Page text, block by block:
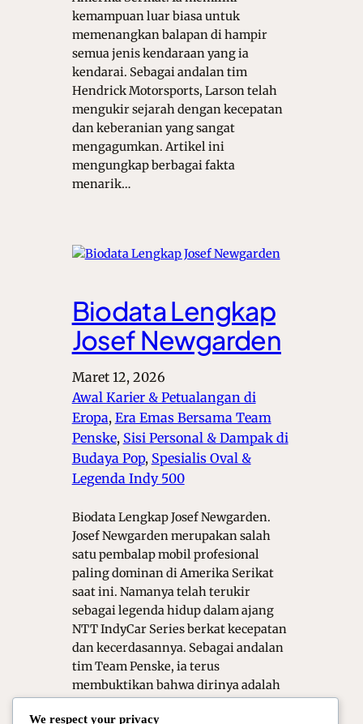
kemampuan luar biasa untuk
memenangkan balapan di hampir
semua jenis kendaraan yang ia
kendarai. Sebagai andalan tim
Hendrick Motorsports, Larson telah
mengukir sejarah dengan kecepatan
dan keberanian yang sangat
mengagumkan. Artikel ini
mengungkap berbagai fakta
menarik…
Biodata Lengkap
Josef Newgarden
Maret 12, 2026
Awal Karier & Petualangan di
Eropa, Era Emas Bersama Team
Penske, Sisi Personal & Dampak di
Budaya Pop, Spesialis Oval &
Legenda Indy 500
Biodata Lengkap Josef Newgarden.
Josef Newgarden merupakan salah
satu pembalap mobil profesional
paling dominan di Amerika Serikat
saat ini. Namanya telah terukir
sebagai legenda hidup dalam ajang
NTT IndyCar Series berkat kecepatan
dan kecerdasannya. Sebagai andalan
tim Team Penske, ia terus
membuktikan bahwa dirinya adalah
We respect your privacy